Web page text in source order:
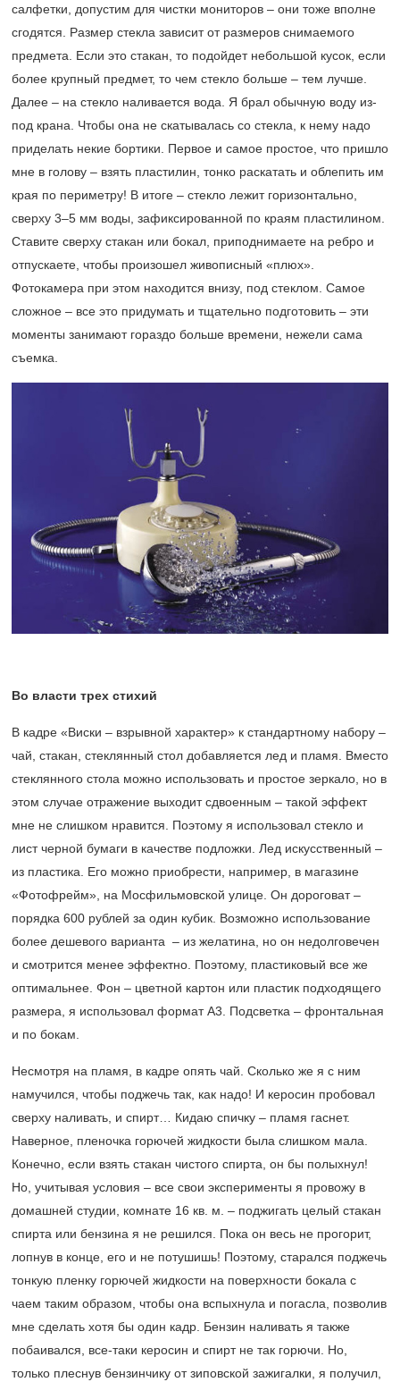
салфетки, допустим для чистки мониторов – они тоже вполне
сгодятся. Размер стекла зависит от размеров снимаемого
предмета. Если это стакан, то подойдет небольшой кусок, если
более крупный предмет, то чем стекло больше – тем лучше.
Далее – на стекло наливается вода. Я брал обычную воду из-
под крана. Чтобы она не скатывалась со стекла, к нему надо
приделать некие бортики. Первое и самое простое, что пришло
мне в голову – взять пластилин, тонко раскатать и облепить им
края по периметру! В итоге – стекло лежит горизонтально,
сверху 3–5 мм воды, зафиксированной по краям пластилином.
Ставите сверху стакан или бокал, приподнимаете на ребро и
отпускаете, чтобы произошел живописный «плюх».
Фотокамера при этом находится внизу, под стеклом. Самое
сложное – все это придумать и тщательно подготовить – эти
моменты занимают гораздо больше времени, нежели сама
съемка.
Во власти трех стихий
В кадре «Виски – взрывной характер» к стандартному набору –
чай, стакан, стеклянный стол добавляется лед и пламя. Вместо
стеклянного стола можно использовать и простое зеркало, но в
этом случае отражение выходит сдвоенным – такой эффект
мне не слишком нравится. Поэтому я использовал стекло и
лист черной бумаги в качестве подложки. Лед искусственный –
из пластика. Его можно приобрести, например, в магазине
«Фотофрейм», на Мосфильмовской улице. Он дороговат –
порядка 600 рублей за один кубик. Возможно использование
более дешевого варианта – из желатина, но он недолговечен
и смотрится менее эффектно. Поэтому, пластиковый все же
оптимальнее. Фон – цветной картон или пластик подходящего
размера, я использовал формат А3. Подсветка – фронтальная
и по бокам.
Несмотря на пламя, в кадре опять чай. Сколько же я с ним
намучился, чтобы поджечь так, как надо! И керосин пробовал
сверху наливать, и спирт… Кидаю спичку – пламя гаснет.
Наверное, пленочка горючей жидкости была слишком мала.
Конечно, если взять стакан чистого спирта, он бы полыхнул!
Но, учитывая условия – все свои эксперименты я провожу в
домашней студии, комнате 16 кв. м. – поджигать целый стакан
спирта или бензина я не решился. Пока он весь не прогорит,
лопнув в конце, его и не потушишь! Поэтому, старался поджечь
тонкую пленку горючей жидкости на поверхности бокала с
чаем таким образом, чтобы она вспыхнула и погасла, позволив
мне сделать хотя бы один кадр. Бензин наливать я также
побаивался, все-таки керосин и спирт не так горючи. Но,
только плеснув бензинчику от зиповской зажигалки, я получил,